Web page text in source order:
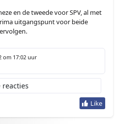
en de tweede voor SPV, al met
uitgangspunt voor beide
om 17:02 uur
reacties